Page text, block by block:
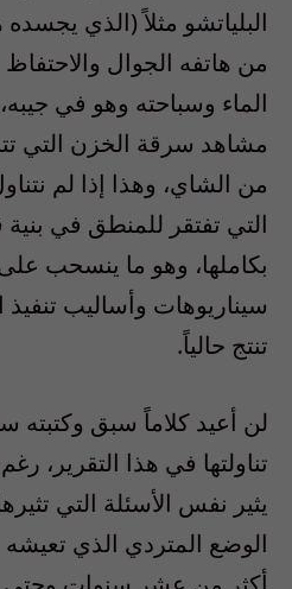
البلياتشو مثلاً (الذي
من هاتفه الجوال
الماء وسباحته وهو في
مشاهد سرقة الخزن التي
من الشاي، وهذا إذا لم
التي تفتقر للمنطق في بنية
بكاملها، وهو ما ينسحب
سيناريوهات وأساليب تنفيذ
تنتج حالياً.
لن أعيد كلاماً سبق وكتبته
تناولتها في هذا التقرير،
يثير نفس الأسئلة التي
الوضع المتردي الذي تعيشه